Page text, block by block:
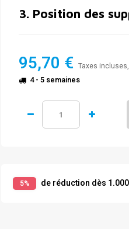
3. Position des
95,70 € Taxes
4 - 5 semaines
5% de réduction dès